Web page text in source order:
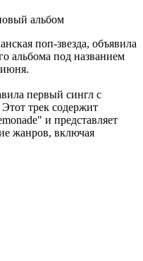
поп-звезда, объявила
альбома под названием
первый сингл с
трек содержит
и представляет
жанров, включая